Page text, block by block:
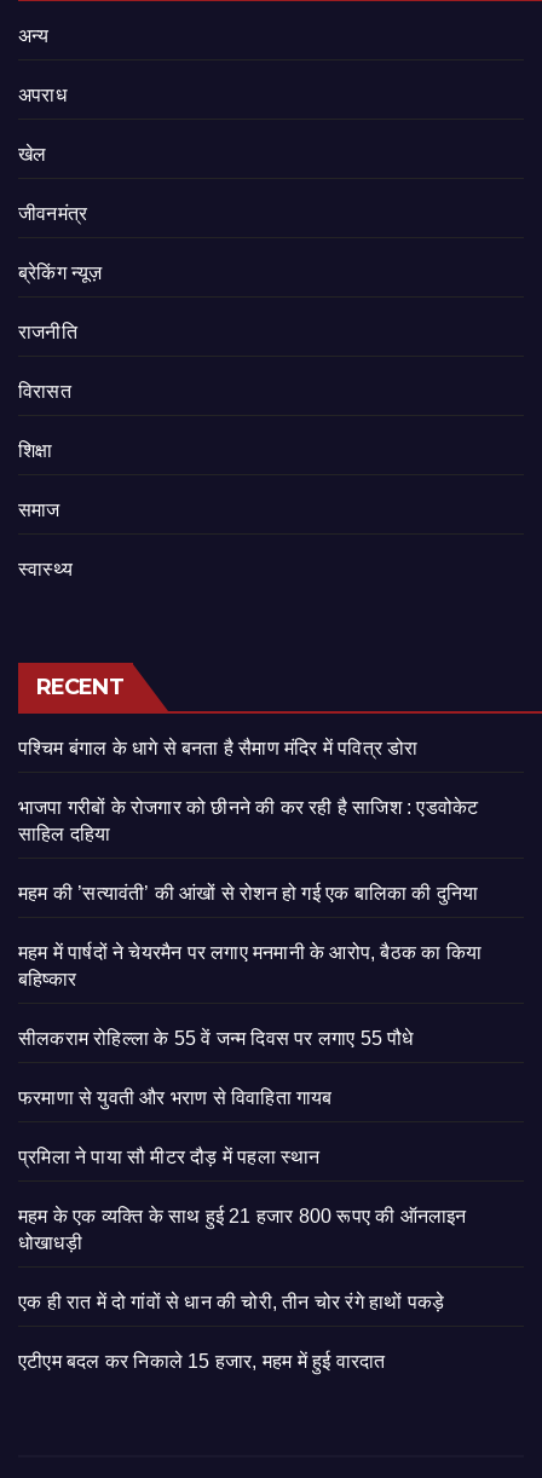
अन्य
अपराध
खेल
जीवनमंत्र
ब्रेकिंग न्यूज़
राजनीति
‍‍विरासत
शिक्षा
समाज
स्वास्थ्य
RECENT
पश्चिम बंगाल के धागे से बनता है सैमाण मंदिर में पवित्र डोरा
भाजपा गरीबों के रोजगार को छीनने की कर रही है साजिश : एडवोकेट
साहिल दहिया
महम की ’सत्यावंती’ की आंखों से रोशन हो गई एक बालिका की दुनिया
महम में पार्षदों ने चेयरमैन पर लगाए मनमानी के आरोप, बैठक का किया
बहिष्कार
सीलकराम रोहिल्ला के 55 वें जन्म दिवस पर लगाए 55 पौधे
फरमाणा से युवती और भराण से विवाहिता गायब
प्रमिला ने पाया सौ मीटर दौड़ में पहला स्थान
महम के एक व्यक्ति के साथ हुई 21 हजार 800 रूपए की ऑनलाइन
धोखाधड़ी
एक ही रात में दो गांवों से धान की चोरी, तीन चोर रंगे हाथों पकड़े
एटीएम बदल कर निकाले 15 हजार, महम में हुई वारदात